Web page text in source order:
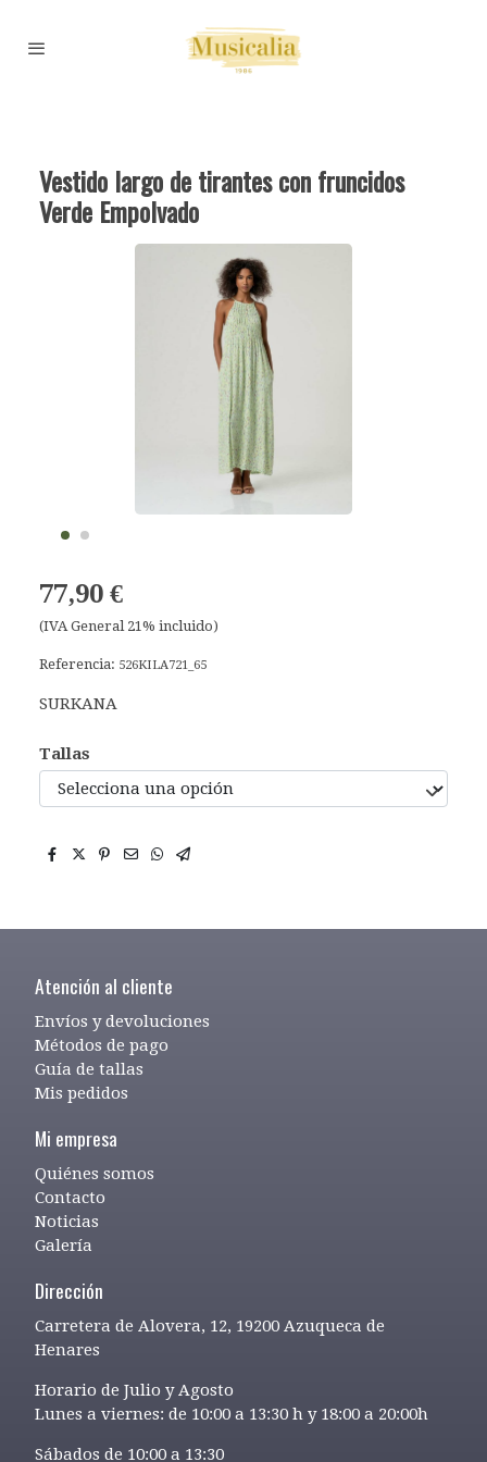
Vestido largo de tirantes con fruncidos
Verde Empolvado
77,90 €
(IVA General 21% incluido)
Referencia: 526KILA721_65
SURKANA
Tallas
Atención al cliente
Envíos y devoluciones
Métodos de pago
Guía de tallas
Mis pedidos
Mi empresa
Quiénes somos
Contacto
Noticias
Galería
Dirección
Carretera de Alovera, 12, 19200 Azuqueca de
Henares
Horario de Julio y Agosto
Lunes a viernes: de 10:00 a 13:30 h y 18:00 a 20:00h
Sábados de 10:00 a 13:30